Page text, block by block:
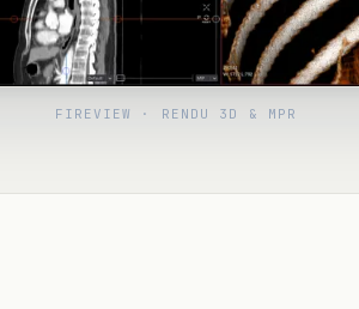
FIREVIEW · RENDU 3D & MPR